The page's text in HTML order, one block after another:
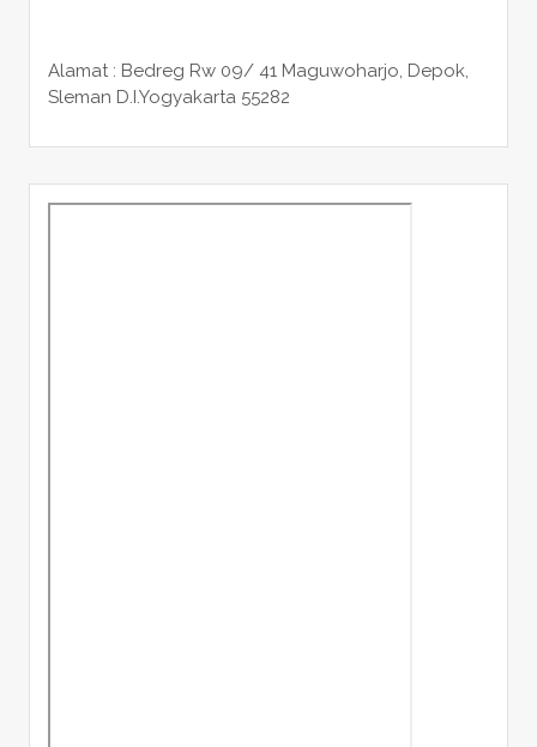
Alamat : Bedreg Rw 09/ 41 Maguwoharjo, Depok,
Sleman D.I.Yogyakarta 55282